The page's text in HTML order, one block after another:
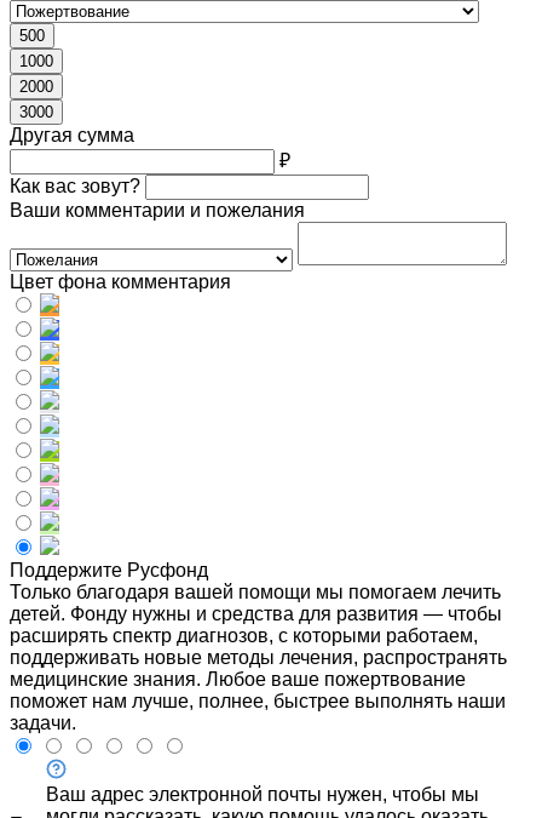
500
1000
2000
3000
Другая сумма
₽
Как вас зовут?
Ваши комментарии и пожелания
Цвет фона комментария
Поддержите Русфонд
Только благодаря вашей помощи мы помогаем лечить
детей. Фонду нужны и средства для развития — чтобы
расширять спектр диагнозов, с которыми работаем,
поддерживать новые методы лечения, распространять
медицинские знания. Любое ваше пожертвование
поможет нам лучше, полнее, быстрее выполнять наши
задачи.
Ваш адрес электронной почты нужен, чтобы мы